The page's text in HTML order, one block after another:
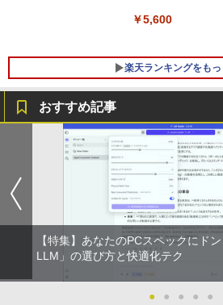
￥5,600
楽天ランキングをもっ
はだしのゲン（
庫コミック版） [
￥5,852
【中古】ギリシ
￥25,249
おすすめ記事
【特集】あなたのPCスペックにド
LLM」の選び方と快適化テク
● ● ● ● ●